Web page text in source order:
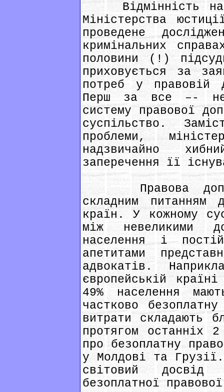
Відмінність
Міністерства
проведене
кримінальних
половини (!)
приховується за
потреб у правовій
Перш за все –-
систему правової
суспільство.
проблеми,
надзвичайно
заперечення її
Правова
складним питанням
країн. У кожному
між невеликими
населення і
апетитами
адвокатів.
європейській
49% населення
частково
витрати складають
протягом останніх
про безоплатну
у Молдові та
світовий досвід
безоплатної